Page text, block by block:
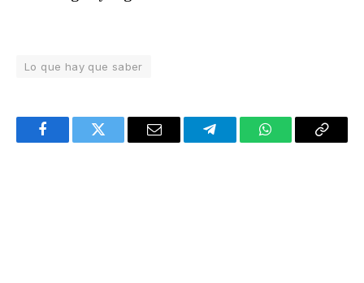
Lo que hay que saber
FacebookTwitter Email TelegramWhatsAppCopy